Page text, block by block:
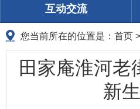
互动交流
您当前所在的位置是： 首页 >
田家庵淮河老
新